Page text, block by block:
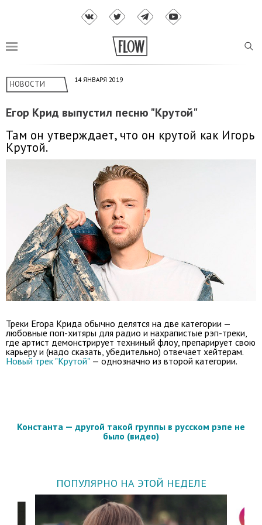
НОВОСТИ 14 ЯНВАРЯ 2019
Егор Крид выпустил песню "Крутой"
Там он утверждает, что он крутой как Игорь
Крутой.
Треки Егора Крида обычно делятся на две категории —
любовные поп-хитяры для радио и нахрапистые рэп-треки,
где артист демонстрирует техниный флоу, препарирует свою
карьеру и (надо сказать, убедительно) отвечает хейтерам.
Новый трек "Крутой" — однозначно из второй категории.
Константа — другой такой группы в русском рэпе не
было (видео)
ПОПУЛЯРНО НА ЭТОЙ НЕДЕЛЕ